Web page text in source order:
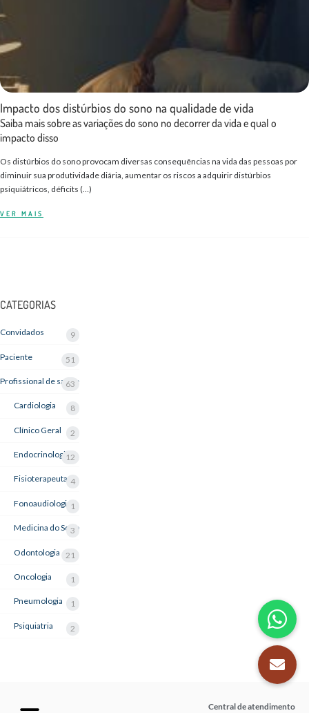
Impacto dos distúrbios do sono na qualidade de vida
Saiba mais sobre as variações do sono no decorrer da vida e qual o
impacto disso
Os distúrbios do sono provocam diversas consequências na vida das pessoas por
diminuir sua produtividade diária, aumentar os riscos a adquirir distúrbios
psiquiátricos, déficits (…)
VER MAIS
CATEGORIAS
Convidados 9
Paciente 51
Profissional de saúde
63
Cardiologia 8
Clínico Geral 2
Endocrinologia12
Fisioterapeuta 4
Fonoaudiologia 1
Medicina do Sono
3
Odontologia 21
Oncologia 1
Pneumologia 1
Psiquiatria 2
Central de atendimento